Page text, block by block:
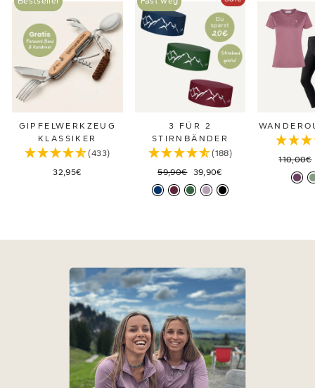
GIPFELWERKZEUG
KLASSIKER
(433)
32,95€
3 FÜR 2
STIRNBÄNDER
(188)
Normaler
Preis
59,90€ Sonderpreis
39,90€
Preis
110,00€